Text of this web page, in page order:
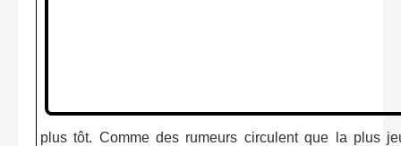
plus tôt. Comme des rumeurs circulent que la plus